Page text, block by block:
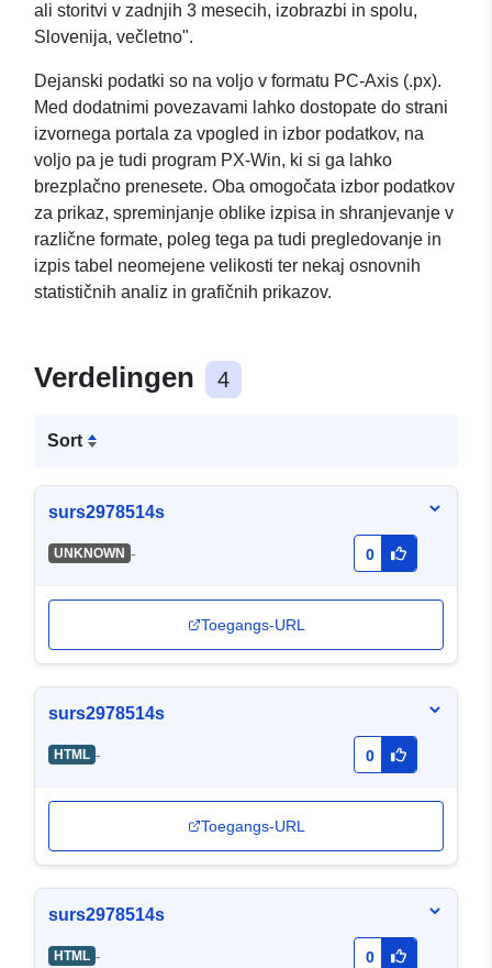
ali storitvi v zadnjih 3 mesecih, izobrazbi in spolu,
Slovenija, večletno".
Dejanski podatki so na voljo v formatu PC-Axis (.px).
Med dodatnimi povezavami lahko dostopate do strani
izvornega portala za vpogled in izbor podatkov, na
voljo pa je tudi program PX-Win, ki si ga lahko
brezplačno prenesete. Oba omogočata izbor podatkov
za prikaz, spreminjanje oblike izpisa in shranjevanje v
različne formate, poleg tega pa tudi pregledovanje in
izpis tabel neomejene velikosti ter nekaj osnovnih
statističnih analiz in grafičnih prikazov.
Verdelingen 4
Sort
surs2978514s
UNKNOWN - 0
Toegangs-URL
surs2978514s
HTML - 0
Toegangs-URL
surs2978514s
HTML - 0